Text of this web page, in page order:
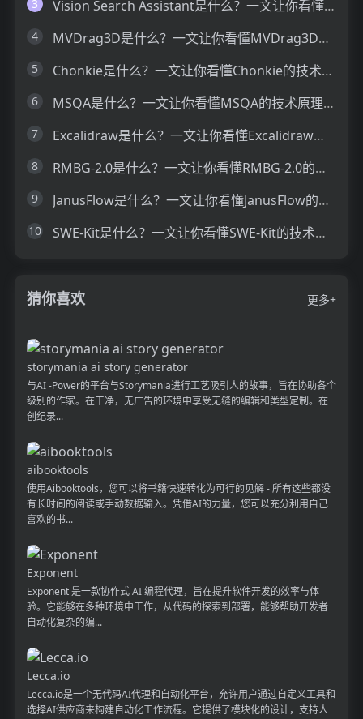
3 Vision Search Assistant是什么？一文让你看懂Vision Search Assistant的技术原理、主要功能、应用场景
4 MVDrag3D是什么？一文让你看懂MVDrag3D的技术原理、主要功能、应用场景
5 Chonkie是什么？一文让你看懂Chonkie的技术原理、主要功能、应用场景
6 MSQA是什么？一文让你看懂MSQA的技术原理、主要功能、应用场景
7 Excalidraw是什么？一文让你看懂Excalidraw的技术原理、主要功能、应用场景
8 RMBG-2.0是什么？一文让你看懂RMBG-2.0的技术原理、主要功能、应用场景
9 JanusFlow是什么？一文让你看懂JanusFlow的技术原理、主要功能、应用场景
10 SWE-Kit是什么？一文让你看懂SWE-Kit的技术原理、主要功能、应用场景
猜你喜欢 更多+
storymania ai story generator
与AI -Power的平台与Storymania进行工艺吸引人的故事，旨在协助各个
级别的作家。在干净，无广告的环境中享受无缝的编辑和类型定制。在
创纪录...
aibooktools
使用Aibooktools，您可以将书籍快速转化为可行的见解 - 所有这些都没
有长时间的阅读或手动数据输入。凭借AI的力量，您可以充分利用自己
喜欢的书...
Exponent
Exponent 是一款协作式 AI 编程代理，旨在提升软件开发的效率与体
验。它能够在多种环境中工作，从代码的探索到部署，能够帮助开发者
自动化复杂的编...
Lecca.io
Lecca.io是一个无代码AI代理和自动化平台，允许用户通过自定义工具和
选择AI供应商来构建自动化工作流程。它提供了模块化的设计，支持人